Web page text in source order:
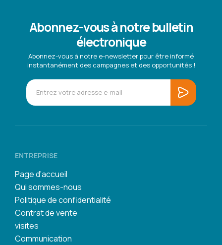
Abonnez-vous à notre bulletin
électronique
Abonnez-vous à notre e-newsletter pour être informé
instantanément des campagnes et des opportunités !
ENTREPRISE
Page d'accueil
Qui sommes-nous
Politique de confidentialité
Contrat de vente
visites
Communication